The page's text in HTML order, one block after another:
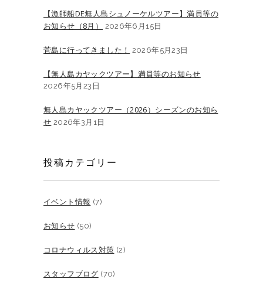
【漁師船DE無人島シュノーケルツアー】満員等の
お知らせ（8月）
2026年6月15日
菅島に行ってきました！ 2026年5月23日
【無人島カヤックツアー】満員等のお知らせ
2026年5月23日
無人島カヤックツアー（2026）シーズンのお知ら
せ 2026年3月1日
投稿カテゴリー
イベント情報 (7)
お知らせ (50)
コロナウィルス対策 (2)
スタッフブログ (70)